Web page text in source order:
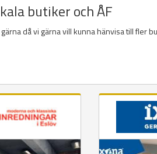
butiker och ÅF
då vi gärna vill kunna hänvisa till fler